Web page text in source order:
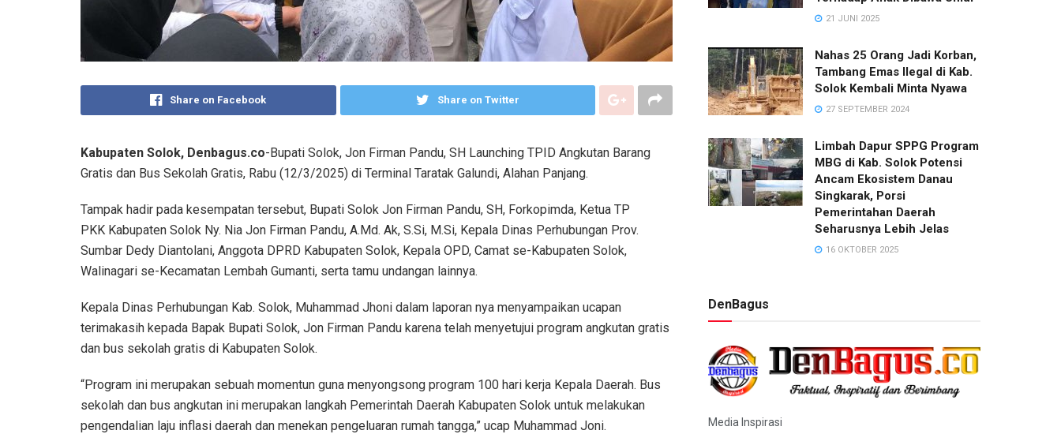
Share on Facebook Share on Twitter
Kabupaten Solok, Denbagus.co-Bupati Solok, Jon Firman Pandu, SH Launching TPID Angkutan Barang
Gratis dan Bus Sekolah Gratis, Rabu (12/3/2025) di Terminal Taratak Galundi, Alahan Panjang.
Tampak hadir pada kesempatan tersebut, Bupati Solok Jon Firman Pandu, SH, Forkopimda, Ketua TP
PKK Kabupaten Solok Ny. Nia Jon Firman Pandu, A.Md. Ak, S.Si, M.Si, Kepala Dinas Perhubungan Prov.
Sumbar Dedy Diantolani, Anggota DPRD Kabupaten Solok, Kepala OPD, Camat se-Kabupaten Solok,
Walinagari se-Kecamatan Lembah Gumanti, serta tamu undangan lainnya.
Kepala Dinas Perhubungan Kab. Solok, Muhammad Jhoni dalam laporan nya menyampaikan ucapan
terimakasih kepada Bapak Bupati Solok, Jon Firman Pandu karena telah menyetujui program angkutan gratis
dan bus sekolah gratis di Kabupaten Solok.
“Program ini merupakan sebuah momentun guna menyongsong program 100 hari kerja Kepala Daerah. Bus
sekolah dan bus angkutan ini merupakan langkah Pemerintah Daerah Kabupaten Solok untuk melakukan
pengendalian laju inflasi daerah dan menekan pengeluaran rumah tangga,” ucap Muhammad Joni.
21 JUNI 2025
Nahas 25 Orang Jadi Korban,
Tambang Emas Ilegal di Kab.
Solok Kembali Minta Nyawa
27 SEPTEMBER 2024
Limbah Dapur SPPG Program
MBG di Kab. Solok Potensi
Ancam Ekosistem Danau
Singkarak, Porsi
Pemerintahan Daerah
Seharusnya Lebih Jelas
16 OKTOBER 2025
DenBagus
Media Inspirasi